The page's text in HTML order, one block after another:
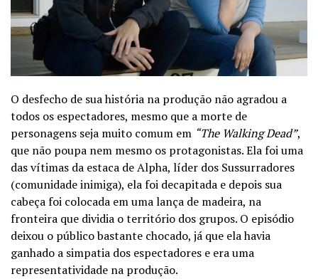
O desfecho de sua história na produção não agradou a
todos os espectadores, mesmo que a morte de
personagens seja muito comum em “The Walking Dead”,
que não poupa nem mesmo os protagonistas. Ela foi uma
das vítimas da estaca de Alpha, líder dos Sussurradores
(comunidade inimiga), elafoi decapitada e depois sua
cabeça foi colocada em uma lança de madeira, na
fronteira que dividia o território dos grupos. O episódio
deixou o público bastante chocado, já que ela havia
ganhado a simpatia dos espectadores e era uma
representatividade na produção.